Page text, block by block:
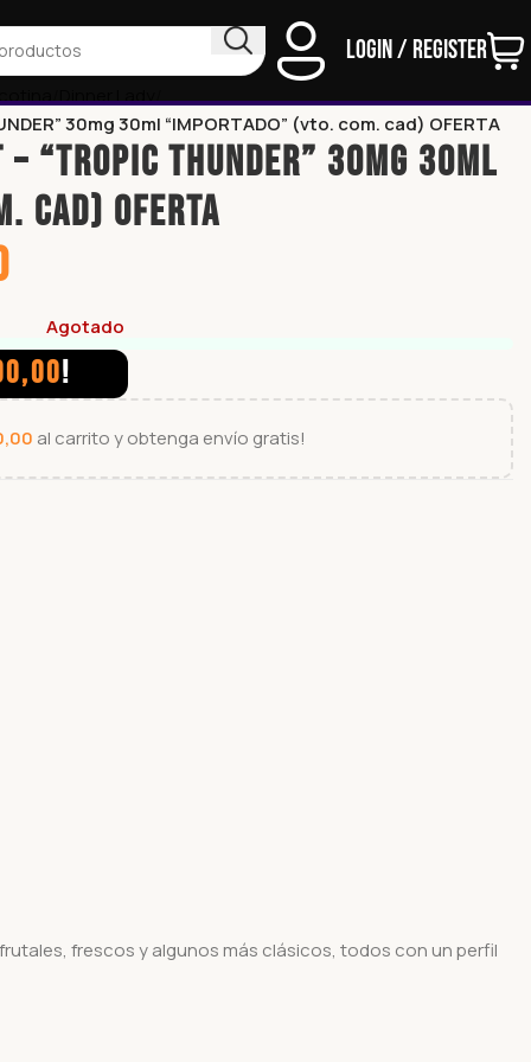
Login / Register
Dinner Lady
30mg 30ml “IMPORTADO” (vto. com. cad) OFERTA
– “TROPIC THUNDER” 30mg 30ml
cad) OFERTA
Agotado
!
al carrito y obtenga envío gratis!
frescos y algunos más clásicos, todos con un perfil